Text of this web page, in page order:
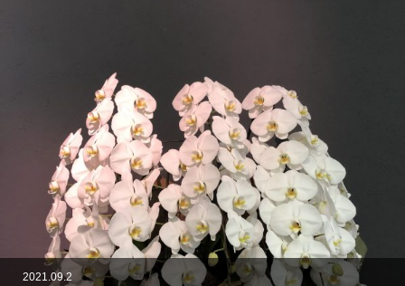
2021.09.2